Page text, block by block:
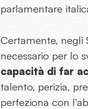
parlamentare
Certamente, negli
necessario per lo
capacità di far
talento, perizia,
perfeziona con